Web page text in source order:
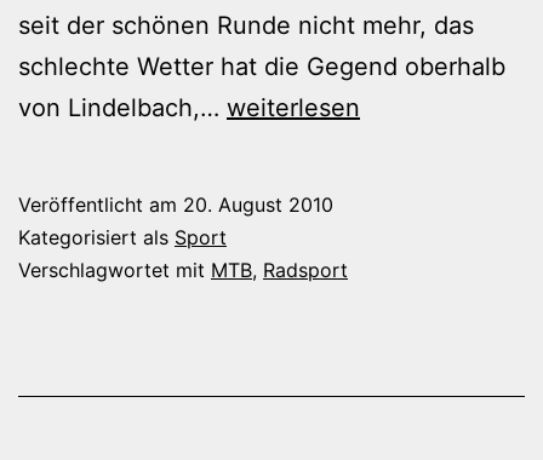
seit der schönen Runde nicht mehr, das
schlechte Wetter hat die Gegend oberhalb
von Lindelbach,… Jungfernfahrt
Mountain-
weiterlesen
Veröffentlicht am 20. August 2010
Kategorisiert als Sport
Verschlagwortet mit MTB, Radsport